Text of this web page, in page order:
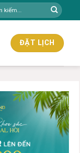
ĐẶT LỊCH